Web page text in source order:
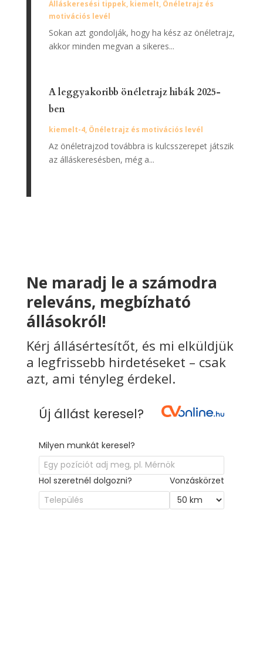
Álláskeresési tippek, kiemelt, Önéletrajz és
motivációs levél
Sokan azt gondolják, hogy ha kész az önéletrajz,
akkor minden megvan a sikeres...
A leggyakoribb önéletrajz hibák 2025-
ben
kiemelt-4, Önéletrajz és motivációs levél
Az önéletrajzod továbbra is kulcsszerepet játszik
az álláskeresésben, még a...
Ne maradj le a számodra
releváns, megbízható
állásokról!
Kérj állásértesítőt, és mi elküldjük
a legfrissebb hirdetéseket – csak
azt, ami tényleg érdekel.